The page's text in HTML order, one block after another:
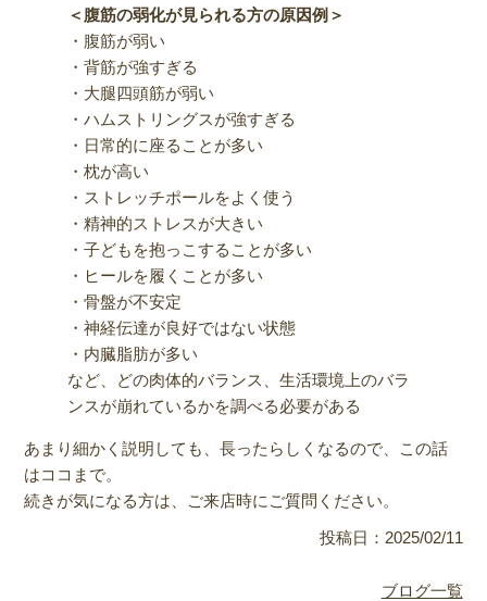
＜腹筋の弱化が見られる方の原因例＞
・腹筋が弱い
・背筋が強すぎる
・大腿四頭筋が弱い
・ハムストリングスが強すぎる
・日常的に座ることが多い
・枕が高い
・ストレッチポールをよく使う
・精神的ストレスが大きい
・子どもを抱っこすることが多い
・ヒールを履くことが多い
・骨盤が不安定
・神経伝達が良好ではない状態
・内臓脂肪が多い
など、どの肉体的バランス、生活環境上のバラ
ンスが崩れているかを調べる必要がある
あまり細かく説明しても、長ったらしくなるので、この話
はココまで。
続きが気になる方は、ご来店時にご質問ください。
投稿日：2025/02/11
ブログ一覧